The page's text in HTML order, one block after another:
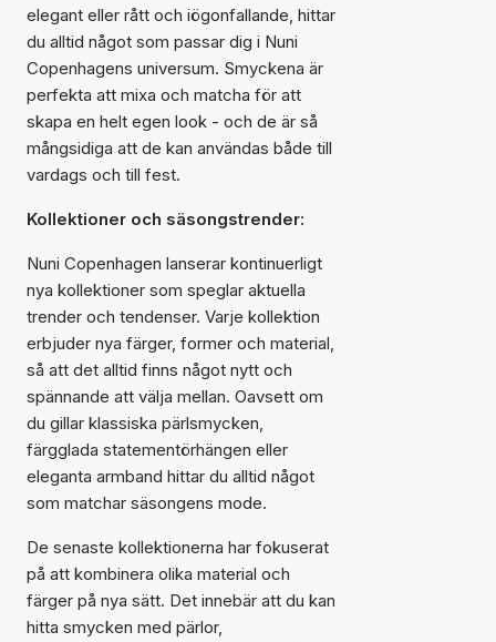
elegant eller rått och iögonfallande, hittar
du alltid något som passar dig i Nuni
Copenhagens universum. Smyckena är
perfekta att mixa och matcha för att
skapa en helt egen look - och de är så
mångsidiga att de kan användas både till
vardags och till fest.
Kollektioner och säsongstrender:
Nuni Copenhagen lanserar kontinuerligt
nya kollektioner som speglar aktuella
trender och tendenser. Varje kollektion
erbjuder nya färger, former och material,
så att det alltid finns något nytt och
spännande att välja mellan. Oavsett om
du gillar klassiska pärlsmycken,
färgglada statementörhängen eller
eleganta armband hittar du alltid något
som matchar säsongens mode.
De senaste kollektionerna har fokuserat
på att kombinera olika material och
färger på nya sätt. Det innebär att du kan
hitta smycken med pärlor,